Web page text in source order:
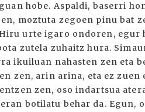
hobe. Aspaldi, baserri
moztuta zegoen pinu bat
urte igaro ondoren, egur
zutela zuhaitz hura.
ikuiluan nahasten zen eta
zen, arin arina, eta ez zuen
zen, oso indartsua
botilatu behar da. Egun,